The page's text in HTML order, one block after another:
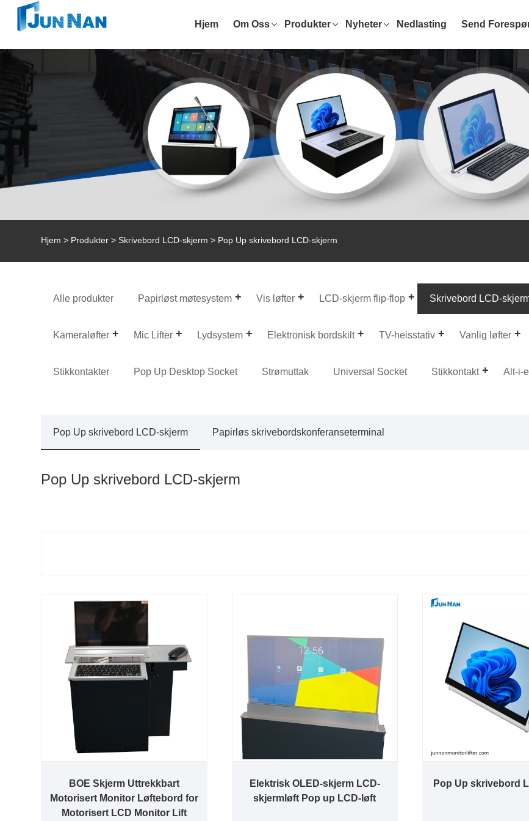
Hjem Om Oss Produkter Nyheter Nedlasting Send
Hjem > Produkter >Skrivebord LCD-skjerm > Pop Up skrivebord LCD-skjerm
Alle produkter Papirløst møtesystem Vis løfter LCD-skjerm flip-flop Skrivebord LCD-
Kameraløfter Mic Lifter Lydsystem Elektronisk bordskilt TV-heisstativ Vanlig løfter
Stikkontakter Pop Up Desktop Socket Strømuttak Universal Socket Stikkontakt Alt-i-
Pop Up skrivebord LCD-skjerm Papirløs skrivebordskonferanseterminal
Pop Up skrivebord LCD-skjerm
BOE Skjerm Uttrekkbart
Motorisert Monitor Løftebord for
Motorisert LCD Monitor Lift
Elektrisk OLED-skjerm LCD-
skjermløft Pop up LCD-løft
Pop Up skrivebord